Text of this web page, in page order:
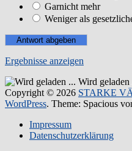
Garnicht mehr
Weniger als
Ergebnisse anzeigen
Wird geladen
Copyright © 2026 STARKE
WordPress. Theme: Spacious
Impressum
Datenschutzerklärung